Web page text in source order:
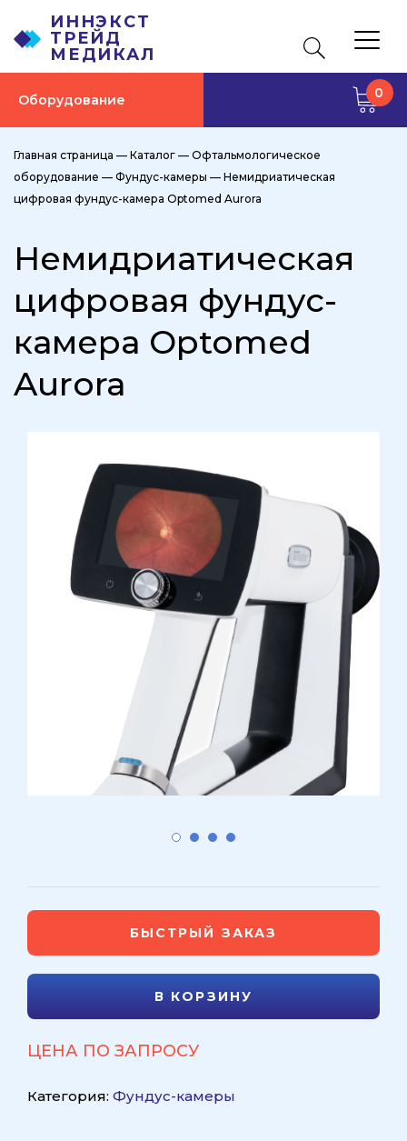
ИННЭКСТ
ТРЕЙД
МЕДИКАЛ
0
Оборудование
Главная страница — Каталог — Офтальмологическое
оборудование — Фундус-камеры — Немидриатическая
цифровая фундус-камера Optomed Aurora
Немидриатическая
цифровая фундус-
камера Optomed
Aurora
БЫСТРЫЙ ЗАКАЗ
В КОРЗИНУ
ЦЕНА ПО ЗАПРОСУ
Категория: Фундус-камеры